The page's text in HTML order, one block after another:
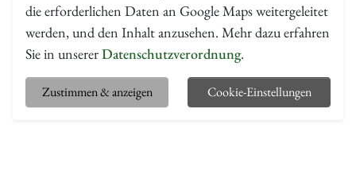
die erforderlichen Daten an Google Maps weitergeleitet
werden, und den Inhalt anzusehen. Mehr dazu erfahren
Sie in unsererDatenschutzverordnung.
Zustimmen & anzeigen Cookie-Einstellungen